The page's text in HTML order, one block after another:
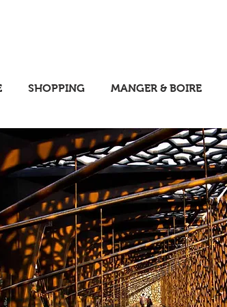
SHOPPING MANGER & BOIRE